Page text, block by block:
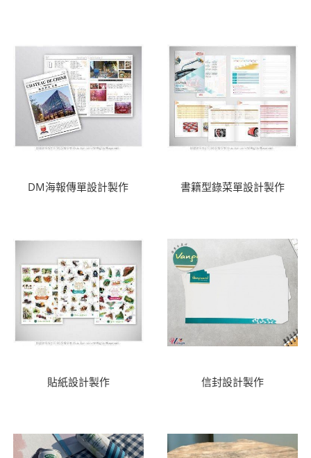
DM海報傳單設計製作 書籍型錄菜單設計製作
貼紙設計製作 信封設計製作